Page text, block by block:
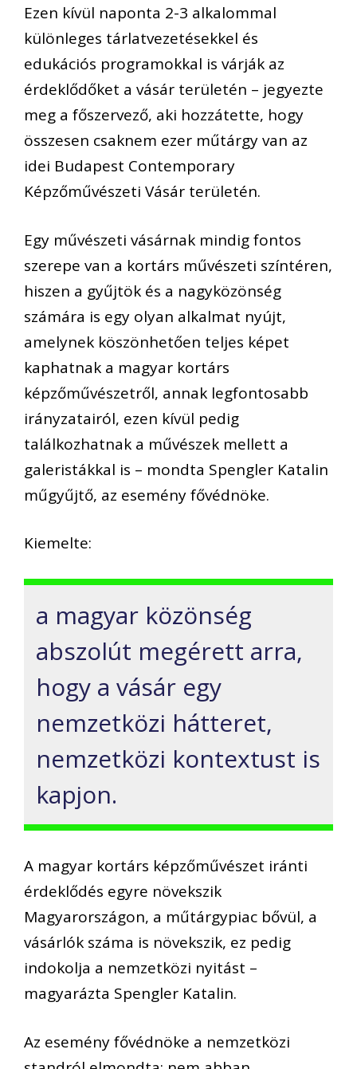
Ezen kívül naponta 2-3 alkalommal
különleges tárlatvezetésekkel és
edukációs programokkal is várják az
érdeklődőket a vásár területén – jegyezte
meg a főszervező, aki hozzátette, hogy
összesen csaknem ezer műtárgy van az
idei Budapest Contemporary
Képzőművészeti Vásár területén.
Egy művészeti vásárnak mindig fontos
szerepe van a kortárs művészeti színtéren,
hiszen a gyűjtök és a nagyközönség
számára is egy olyan alkalmat nyújt,
amelynek köszönhetően teljes képet
kaphatnak a magyar kortárs
képzőművészetről, annak legfontosabb
irányzatairól, ezen kívül pedig
találkozhatnak a művészek mellett a
galeristákkal is – mondta Spengler Katalin
műgyűjtő, az esemény fővédnöke.
Kiemelte:
a magyar közönség
abszolút megérett arra,
hogy a vásár egy
nemzetközi hátteret,
nemzetközi kontextust is
kapjon.
A magyar kortárs képzőművészet iránti
érdeklődés egyre növekszik
Magyarországon, a műtárgypiac bővül, a
vásárlók száma is növekszik, ez pedig
indokolja a nemzetközi nyitást –
magyarázta Spengler Katalin.
Az esemény fővédnöke a nemzetközi